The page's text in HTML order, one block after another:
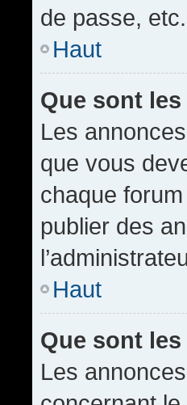
de passe,
Haut
Que sont
Les
que vous
chaque
publier des
Haut
Que sont
Les